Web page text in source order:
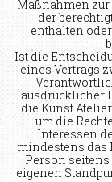
Maßnahmen
der
enthalten
Ist die
eines Vertrags
ausdrücklicher
die Kunst
um die
Interessen
mindestens das
Person
eigenen